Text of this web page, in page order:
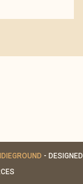
- DESIGNED